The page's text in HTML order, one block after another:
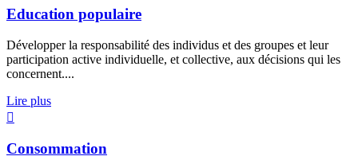
Education populaire
Développer la responsabilité des individus et des groupes et leur
participation active individuelle, et collective, aux décisions qui les
concernent....
Lire plus
Consommation